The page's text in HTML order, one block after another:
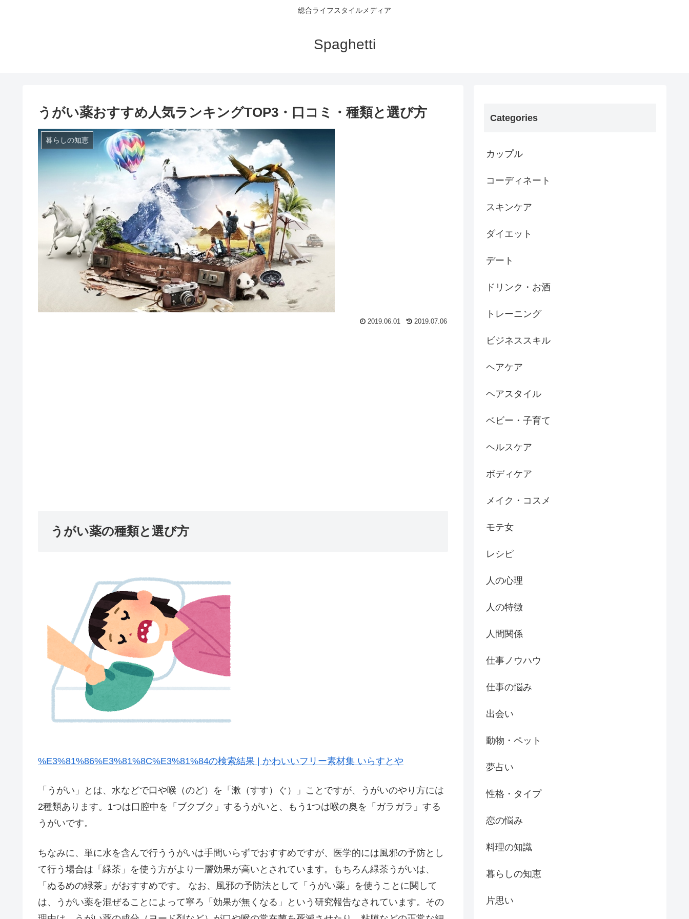
総合ライフスタイルメディア
Spaghetti
うがい薬おすすめ人気ランキングTOP3・口コミ・種類と選び方
暮らしの知恵
2019.07.06
2019.06.01
うがい薬の種類と選び方
%E3%81%86%E3%81%8C%E3%81%84の検索結果 | かわいいフリー素材集 いらすとや
「うがい」とは、水などで口や喉（のど）を「漱（すす）ぐ）」ことですが、うがいのやり方には
2種類あります。1つは口腔中を「ブクブク」するうがいと、もう1つは喉の奥を「ガラガラ」する
うがいです。
ちなみに、単に水を含んで行ううがいは手間いらずでおすすめですが、医学的には風邪の予防とし
て行う場合は「緑茶」を使う方がより一層効果が高いとされています。もちろん緑茶うがいは、
「ぬるめの緑茶」がおすすめです。 なお、風邪の予防法として「うがい薬」を使うことに関して
は、うがい薬を混ぜることによって寧ろ「効果が無くなる」という研究報告なされています。その
Categories
カップル
コーディネート
スキンケア
ダイエット
デート
ドリンク・お酒
トレーニング
ビジネススキル
ヘアケア
ヘアスタイル
ベビー・子育て
ヘルスケア
ボディケア
メイク・コスメ
モテ女
レシピ
人の心理
人の特徴
人間関係
仕事ノウハウ
仕事の悩み
出会い
動物・ペット
夢占い
性格・タイプ
恋の悩み
料理の知識
暮らしの知恵
片思い